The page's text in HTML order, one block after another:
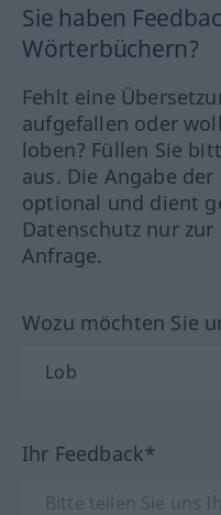
Sie haben
Wörterbüchern?
Fehlt eine
aufgefallen oder
loben? Füllen Sie
aus. Die Angabe
optional und dient
Datenschutz nur
Anfrage.
Wozu möchten Sie
Ihr Feedback*